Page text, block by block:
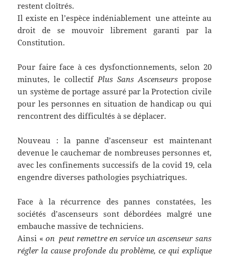
restent cloîtrés.
Il existe en l’espèce indéniablement une atteinte au
droit de se mouvoir librement garanti par la
Constitution.
Pour faire face à ces dysfonctionnements, selon 20
minutes, le collectifPlus Sans Ascenseurspropose
un système de portage assuré par la Protection civile
pour les personnes en situation de handicap ou qui
rencontrent des difficultés à se déplacer.
Nouveau : la panne d’ascenseur est maintenant
devenue le cauchemar de nombreuses personnes et,
avec les confinements successifs de la covid 19, cela
engendre diverses pathologies psychiatriques.
Face à la récurrence des pannes constatées, les
sociétés d’ascenseurs sont débordées malgré une
embauche massive de techniciens.
Ainsi « on peut remettre en service un ascenseur sans
régler la cause profonde du problème, ce qui explique